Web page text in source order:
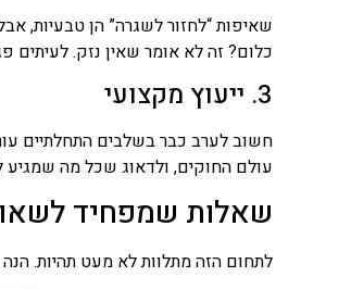
שאיפות “לחזור לשגרה” הן טבעיות,
כלום? זה לא אומר שאין נזק. לעיתים
3. ייעוץ מקצועי
חשוב לערב כבר בשלבים התחלתיים
עולם החוקים, ולדאוג שכל מה
שאלות שמפחיד
לתחום הזה מתלוות לא מעט תהיות.